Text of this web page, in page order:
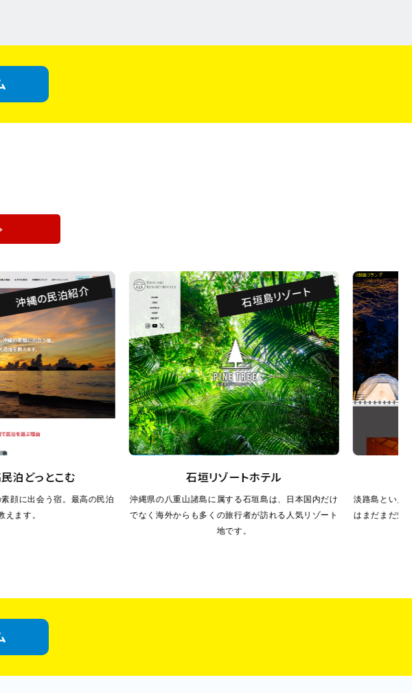
沖縄の民泊紹介
どっとこむ
に出会う宿。最高の民泊
ます。
石垣島リゾート
石垣リゾートホテル
沖縄県の八重山諸島に属する石垣島は、日本国内だけ
でなく海外からも多くの旅行者が訪れる人気リゾート
地です。
淡路島といえば
はまだまだ知ら